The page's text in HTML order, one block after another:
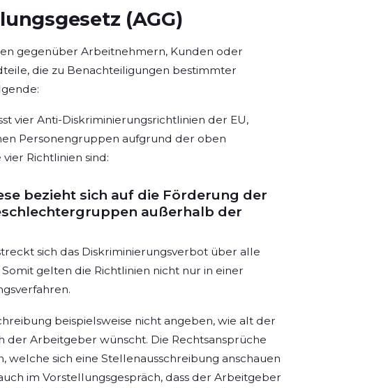
(AGG)
gegenüber Arbeitnehmern, Kunden oder
die zu Benachteiligungen bestimmter
vier Anti-Diskriminierungsrichtlinien der EU,
Personengruppen aufgrund der oben
Richtlinien sind:
bezieht sich auf die Förderung der
außerhalb der
sich das Diskriminierungsverbot über alle
gelten die Richtlinien nicht nur in einer
beispielsweise nicht angeben, wie alt der
der Arbeitgeber wünscht. Die Rechtsansprüche
sich eine Stellenausschreibung anschauen
im Vorstellungsgespräch, dass der Arbeitgeber